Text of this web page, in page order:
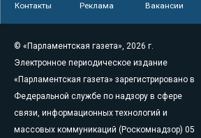
Контакты Реклама Вакансии
© «Парламентская газета», 2026 г.
Электронное периодическое издание
«Парламентская газета» зарегистрировано в
Федеральной службе по надзору в сфере
связи, информационных технологий и
массовых коммуникаций (Роскомнадзор) 05